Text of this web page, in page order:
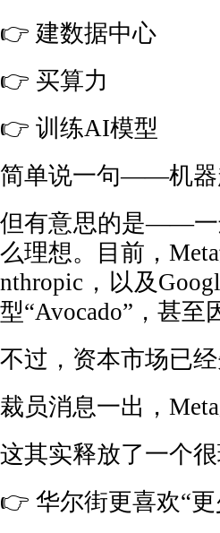
👉 建数据中心
👉 买算力
👉 训练AI模型
简单说一句——机器
但有意思的是——一
么理想。目前，
nthropic，以及
型“Avocado”，甚
不过，资本市场已经
裁员消息一出，
这其实释放了一个很
👉 华尔街更喜欢“